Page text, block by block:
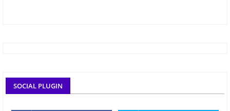
SOCIAL PLUGIN